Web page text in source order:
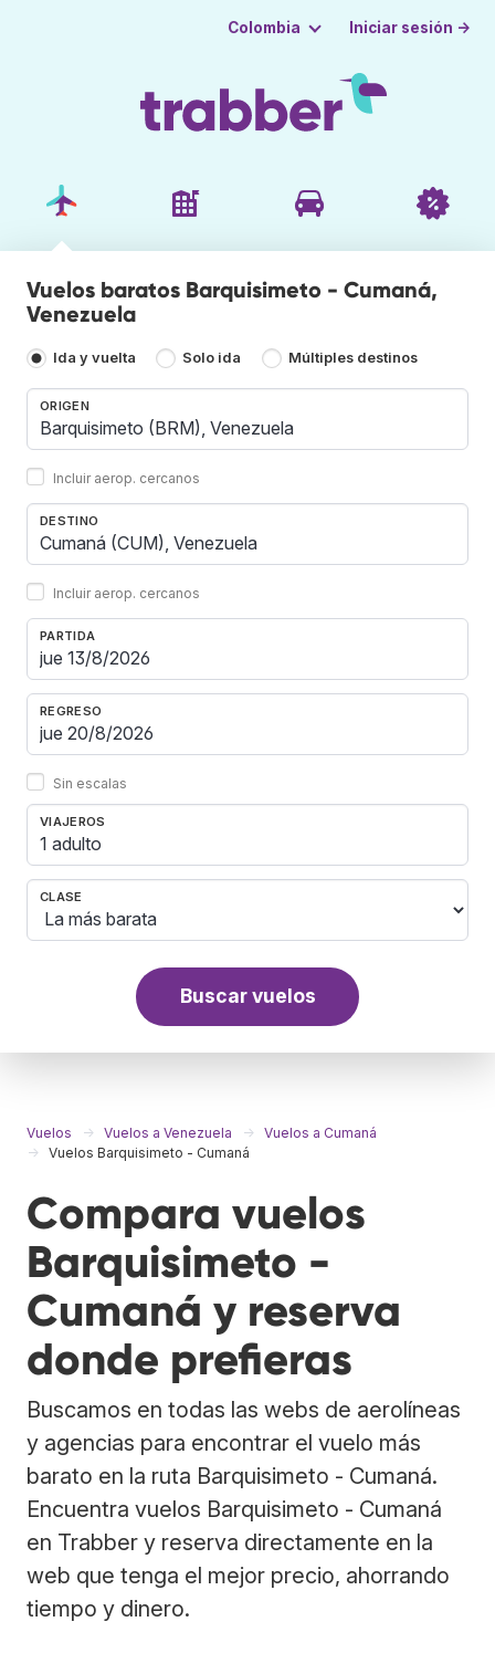
Colombia Iniciar sesión →
Vuelos baratos Barquisimeto - Cumaná,
Venezuela
Ida y vuelta Solo ida Múltiples destinos
ORIGEN
Incluir aerop. cercanos
DESTINO
Incluir aerop. cercanos
PARTIDA
REGRESO
Sin escalas
VIAJEROS
1 adulto
CLASE
Buscar vuelos
Vuelos Vuelos a Venezuela
Vuelos a Cumaná
Vuelos Barquisimeto - Cumaná
Compara vuelos
Barquisimeto -
Cumaná y reserva
donde prefieras
Buscamos en todas las webs de aerolíneas
y agencias para encontrar el vuelo más
barato en la ruta Barquisimeto - Cumaná.
Encuentra vuelos Barquisimeto - Cumaná
en Trabber y reserva directamente en la
web que tenga el mejor precio, ahorrando
tiempo y dinero.